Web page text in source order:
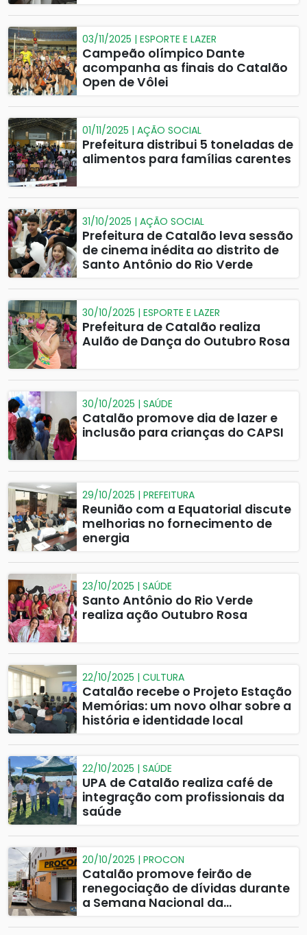
03/11/2025 | ESPORTE E LAZER
Campeão olímpico Dante
acompanha as finais do Catalão
Open de Vôlei
01/11/2025 | AÇÃO SOCIAL
Prefeitura distribui 5 toneladas de
alimentos para famílias carentes
31/10/2025 | AÇÃO SOCIAL
Prefeitura de Catalão leva sessão
de cinema inédita ao distrito de
Santo Antônio do Rio Verde
30/10/2025 | ESPORTE E LAZER
Prefeitura de Catalão realiza
Aulão de Dança do Outubro Rosa
30/10/2025 | SAÚDE
Catalão promove dia de lazer e
inclusão para crianças do CAPSI
29/10/2025 | PREFEITURA
Reunião com a Equatorial discute
melhorias no fornecimento de
energia
23/10/2025 | SAÚDE
Santo Antônio do Rio Verde
realiza ação Outubro Rosa
22/10/2025 | CULTURA
Catalão recebe o Projeto Estação
Memórias: um novo olhar sobre a
história e identidade local
22/10/2025 | SAÚDE
UPA de Catalão realiza café de
integração com profissionais da
saúde
20/10/2025 | PROCON
Catalão promove feirão de
renegociação de dívidas durante
a Semana Nacional da